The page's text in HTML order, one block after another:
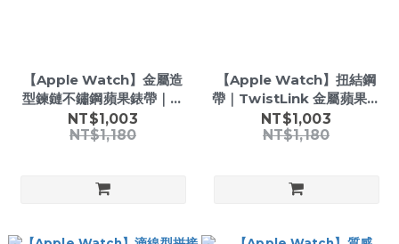
【Apple Watch】金屬造
型鍊鏈不鏽鋼蘋果錶帶｜輕
奢鏈條設計｜Apple
Watch 全系列適用
NT$1,003
NT$1,180
【Apple Watch】扭結鋼
帶｜TwistLink 金屬蘋果錶
帶｜Apple Watch 全系列
適用
NT$1,003
NT$1,180